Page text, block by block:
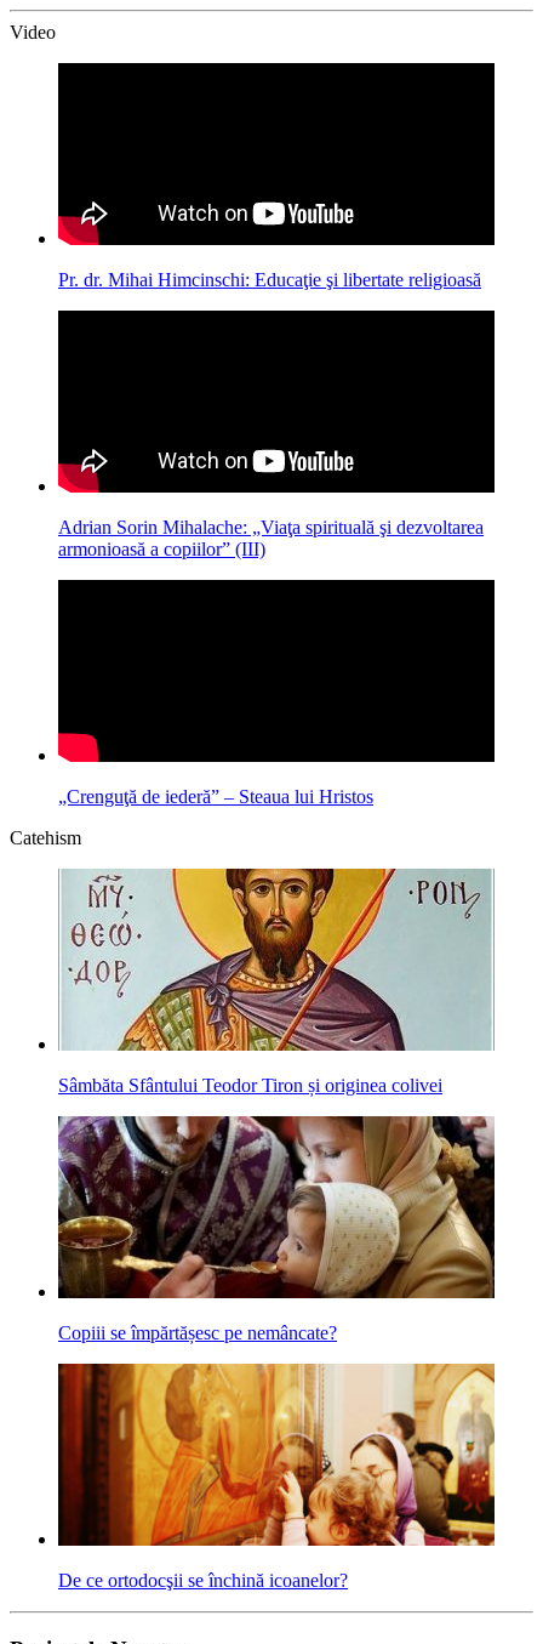
Video
Pr. dr. Mihai Himcinschi: Educaţie şi libertate religioasă
Adrian Sorin Mihalache: „Viaţa spirituală şi dezvoltarea
armonioasă a copiilor” (III)
„Crenguţă de iederă” – Steaua lui Hristos
Catehism
Sâmbăta Sfântului Teodor Tiron și originea colivei
Copiii se împărtășesc pe nemâncate?
De ce ortodocşii se închină icoanelor?